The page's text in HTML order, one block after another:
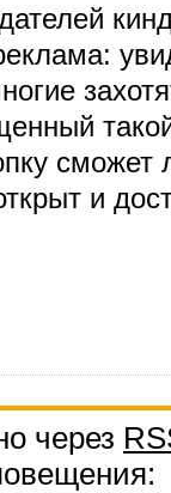
сможет
и
через